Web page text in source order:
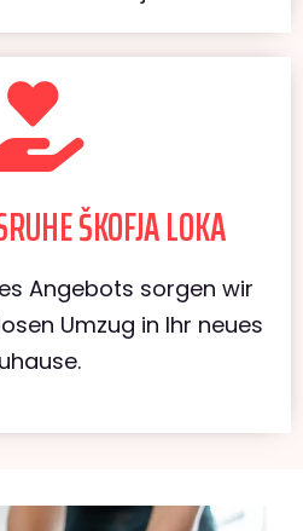
ŠKOFJA LOKA
Angebots sorgen wir
Umzug in Ihr neues